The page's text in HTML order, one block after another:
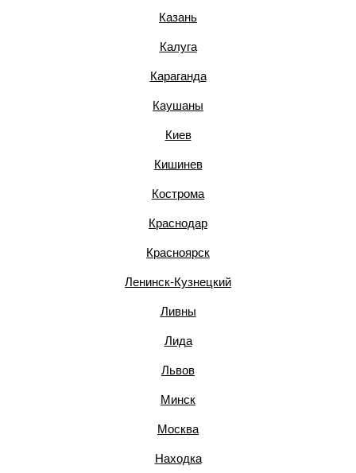
Казань
Калуга
Караганда
Каушаны
Киев
Кишинев
Кострома
Краснодар
Красноярск
Ленинск-Кузнецкий
Ливны
Лида
Львов
Минск
Москва
Находка